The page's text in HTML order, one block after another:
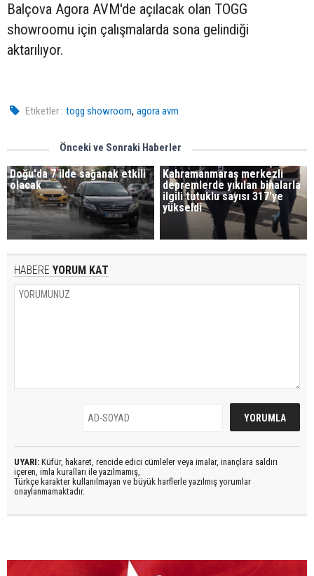
Balçova Agora AVM'de açılacak olan TOGG
showroomu için çalışmalarda sona gelindiği
aktarılıyor.
Etiketler : togg showroom,agora avm
Önceki ve Sonraki Haberler
Doğu'da 7 ilde sağanak etkili
olacak
Kahramanmaraş merkezli
depremlerde yıkılan binalarla
ilgili tutuklu sayısı 317'ye
yükseldi
HABERE YORUM KAT
UYARI: Küfür, hakaret, rencide edici cümleler veya imalar, inançlara saldırı
içeren, imla kuralları ile yazılmamış,
Türkçe karakter kullanılmayan ve büyük harflerle yazılmış yorumlar
onaylanmamaktadır.